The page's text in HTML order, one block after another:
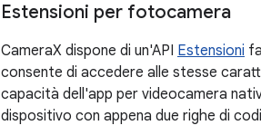
Estensioni per fotocamera
CameraX dispone di un'API Estensioni
consente di accedere alle stesse
capacità dell'app per videocamera
dispositivo con appena due righe di